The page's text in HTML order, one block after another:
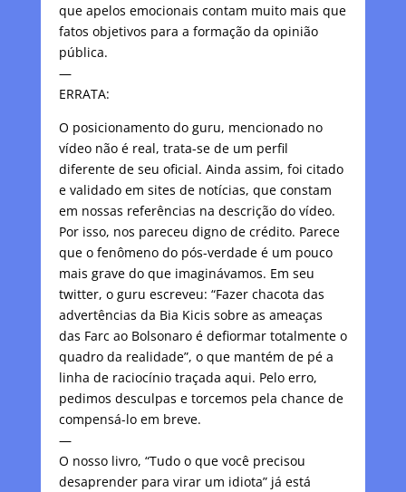
que apelos emocionais contam muito mais que
fatos objetivos para a formação da opinião
pública.
—
ERRATA:
O posicionamento do guru, mencionado no
vídeo não é real, trata-se de um perfil
diferente de seu oficial. Ainda assim, foi citado
e validado em sites de notícias, que constam
em nossas referências na descrição do vídeo.
Por isso, nos pareceu digno de crédito. Parece
que o fenômeno do pós-verdade é um pouco
mais grave do que imaginávamos. Em seu
twitter, o guru escreveu: “Fazer chacota das
advertências da Bia Kicis sobre as ameaças
das Farc ao Bolsonaro é defiormar totalmente o
quadro da realidade”, o que mantém de pé a
linha de raciocínio traçada aqui. Pelo erro,
pedimos desculpas e torcemos pela chance de
compensá-lo em breve.
—
O nosso livro, “Tudo o que você precisou
desaprender para virar um idiota” já está